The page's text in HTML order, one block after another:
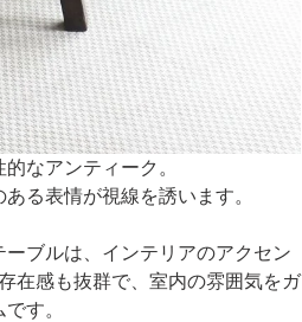
なアンティーク。
る表情が視線を誘います。
ブルは、インテリアのアクセン
在感も抜群で、室内の雰囲気をガ
す。